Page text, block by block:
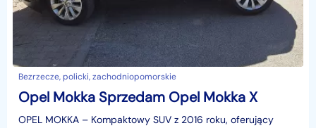
Bezrzecze, policki, zachodniopomorskie
Opel Mokka Sprzedam Opel Mokka X
OPEL MOKKA – Kompaktowy SUV z 2016 roku, oferujący